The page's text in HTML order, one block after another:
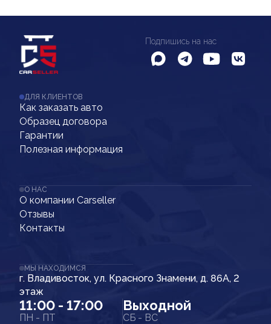
Подпишись на нас
ДЛЯ КЛИЕНТОВ
Как заказать авто
Образец договора
Гарантии
Полезная информация
О НАС
О компании Carseller
Отзывы
Контакты
МЫ НАХОДИМСЯ
г. Владивосток, ул. Красного Знамени, д. 86А, 2
этаж
11:00 - 17:00
ПН - ПТ
Выходной
СБ - ВС